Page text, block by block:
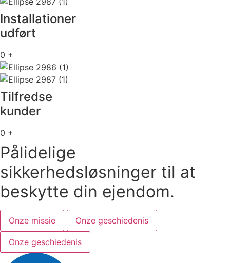
Installationer
udført
0 +
Tilfredse
kunder
0 +
Pålidelige
sikkerhedsløsninger til at
beskytte din ejendom.
Onze missie Onze geschiedenis
Onze geschiedenis